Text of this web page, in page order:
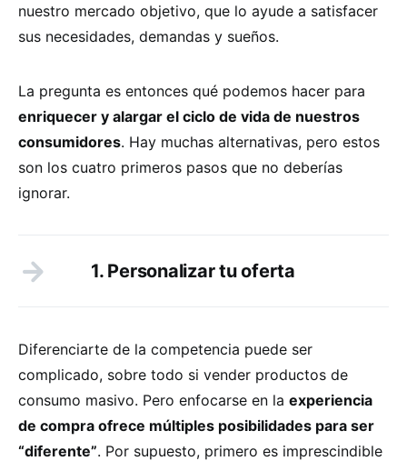
nuestro mercado objetivo, que lo ayude a satisfacer
sus necesidades, demandas y sueños.
La pregunta es entonces qué podemos hacer para
enriquecer y alargar el ciclo de vida de nuestros
consumidores. Hay muchas alternativas, pero estos
son los cuatro primeros pasos que no deberías
ignorar.
1. Personalizar tu oferta
Diferenciarte de la competencia puede ser
complicado, sobre todo si vender productos de
consumo masivo. Pero enfocarse en la experiencia
de compra ofrece múltiples posibilidades para ser
“diferente”. Por supuesto, primero es imprescindible